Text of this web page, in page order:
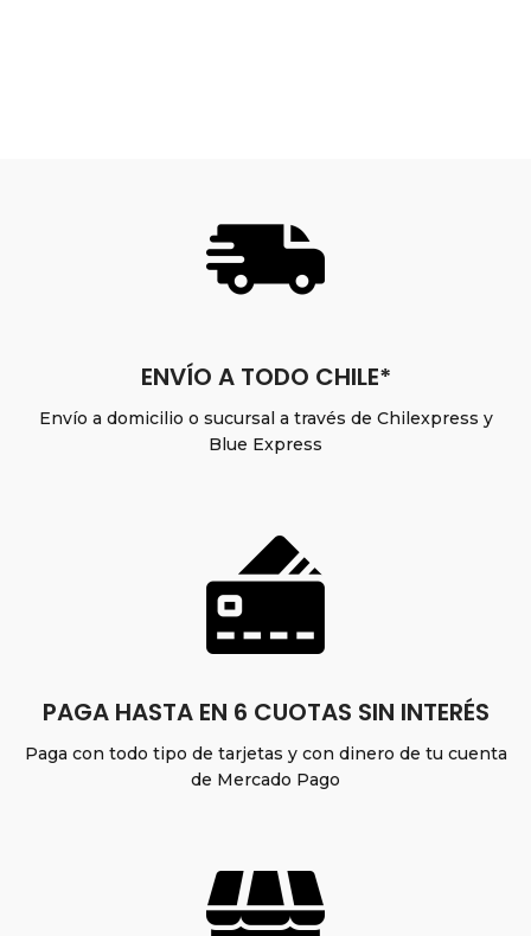
ENVÍO A TODO CHILE*
Envío a domicilio o sucursal a través de Chilexpress y
Blue Express
PAGA HASTA EN 6 CUOTAS SIN INTERÉS
Paga con todo tipo de tarjetas y con dinero de tu cuenta
de Mercado Pago